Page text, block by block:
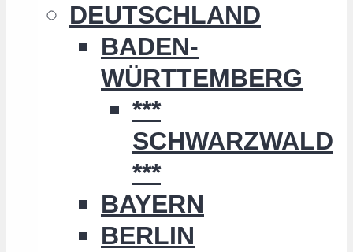
DEUTSCHLAND
BADEN-
WÜRTTEMBERG
***
SCHWARZWALD
***
BAYERN
BERLIN